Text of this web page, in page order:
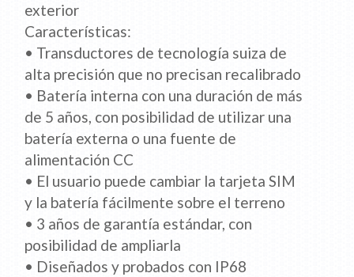
exterior
Características:
• Transductores de tecnología suiza de
alta precisión que no precisan recalibrado
• Batería interna con una duración de más
de 5 años, con posibilidad de utilizar una
batería externa o una fuente de
alimentación CC
• El usuario puede cambiar la tarjeta SIM
y la batería fácilmente sobre el terreno
• 3 años de garantía estándar, con
posibilidad de ampliarla
• Diseñados y probados con IP68